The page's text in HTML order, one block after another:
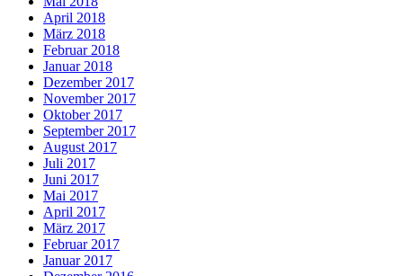
April 2018
März 2018
Februar 2018
Januar 2018
Dezember 2017
November 2017
Oktober 2017
September 2017
August 2017
Juli 2017
Juni 2017
Mai 2017
April 2017
März 2017
Februar 2017
Januar 2017